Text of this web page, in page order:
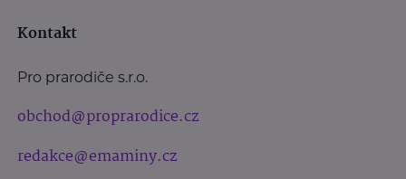
Kontakt
Pro prarodiče s.r.o.
obchod@proprarodice.cz
redakce@emaminy.cz